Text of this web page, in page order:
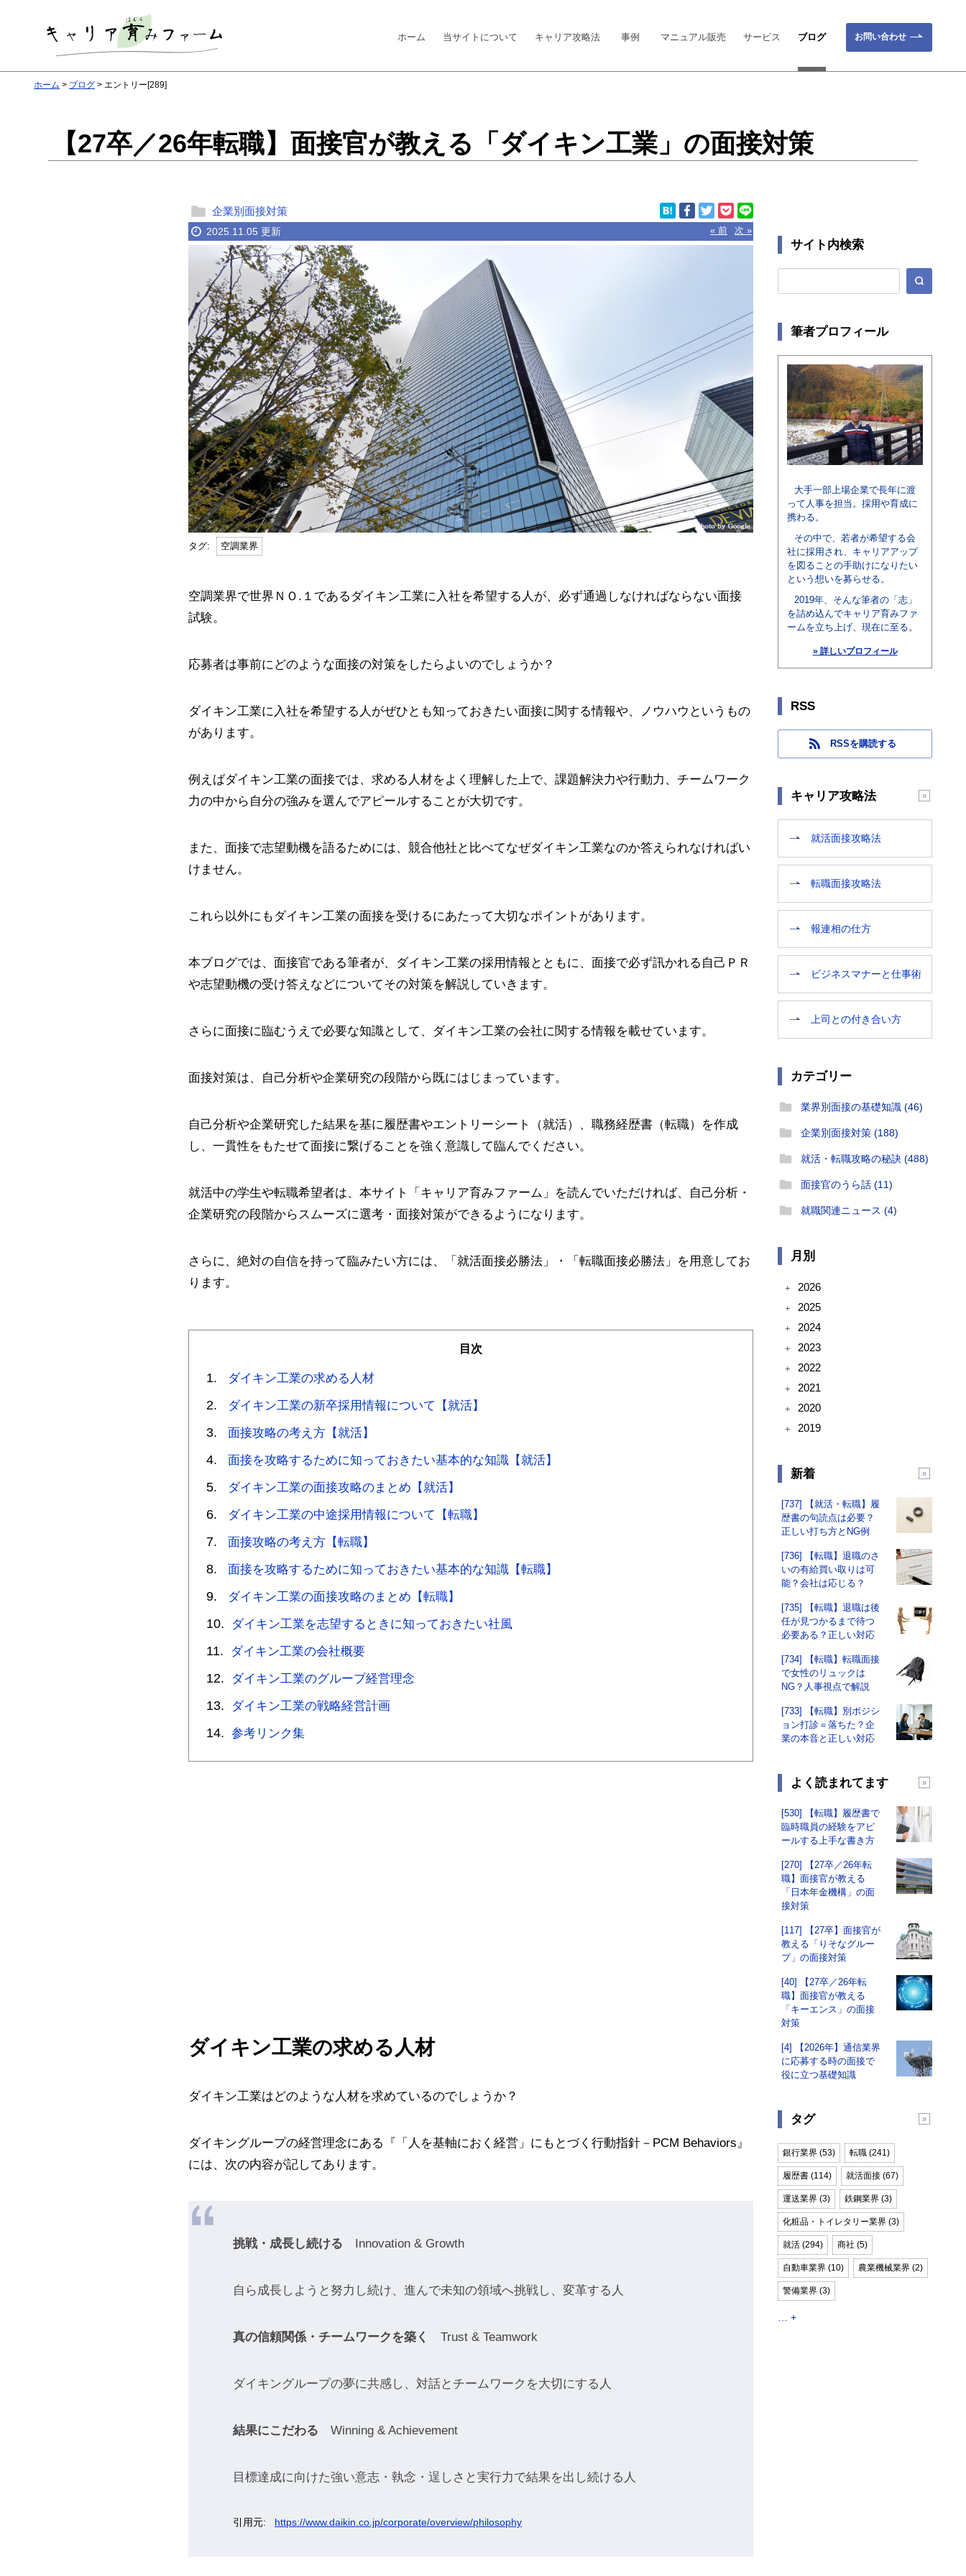
お問い合わせ
ホーム 当サイトについて キャリア攻略法 事例 マニュアル販売 サービス ブログ
ホーム ブログ エントリー[289]
【27卒／26年転職】面接官が教える「ダイキン工業」の面接対策
企業別面接対策
2025.11.05 更新 次 »
« 前
空調業界
空調業界で世界ＮＯ.１であるダイキン工業に入社を希望する人が、必ず通過しなければならない面接
試験。
応募者は事前にどのような面接の対策をしたらよいのでしょうか？
ダイキン工業に入社を希望する人がぜひとも知っておきたい面接に関する情報や、ノウハウというもの
があります。
例えばダイキン工業の面接では、求める人材をよく理解した上で、課題解決力や行動力、チームワーク
力の中から自分の強みを選んでアピールすることが大切です。
また、面接で志望動機を語るためには、競合他社と比べてなぜダイキン工業なのか答えられなければい
けません。
これら以外にもダイキン工業の面接を受けるにあたって大切なポイントがあります。
本ブログでは、面接官である筆者が、ダイキン工業の採用情報とともに、面接で必ず訊かれる自己ＰＲ
や志望動機の受け答えなどについてその対策を解説していきます。
さらに面接に臨むうえで必要な知識として、ダイキン工業の会社に関する情報を載せています。
面接対策は、自己分析や企業研究の段階から既にはじまっています。
自己分析や企業研究した結果を基に履歴書やエントリーシート（就活）、職務経歴書（転職）を作成
し、一貫性をもたせて面接に繋げることを強く意識して臨んでください。
就活中の学生や転職希望者は、本サイト「キャリア育みファーム」を読んでいただければ、自己分析・
企業研究の段階からスムーズに選考・面接対策ができるようになります。
さらに、絶対の自信を持って臨みたい方には、「就活面接必勝法」・「転職面接必勝法」を用意してお
ります。
目次
ダイキン工業の求める人材
ダイキン工業の新卒採用情報について【就活】
面接攻略の考え方【就活】
面接を攻略するために知っておきたい基本的な知識【就活】
ダイキン工業の面接攻略のまとめ【就活】
ダイキン工業の中途採用情報について【転職】
面接攻略の考え方【転職】
面接を攻略するために知っておきたい基本的な知識【転職】
ダイキン工業の面接攻略のまとめ【転職】
ダイキン工業を志望するときに知っておきたい社風
ダイキン工業の会社概要
ダイキン工業のグループ経営理念
ダイキン工業の戦略経営計画
参考リンク集
ダイキン工業の求める人材
ダイキン工業はどのような人材を求めているのでしょうか？
ダイキングループの経営理念にある『「人を基軸におく経営」にもとづく行動指針－PCM Behaviors』
には、次の内容が記してあります。
挑戦・成長し続ける Innovation & Growth
自ら成長しようと努力し続け、進んで未知の領域へ挑戦し、変革する人
真の信頼関係・チームワークを築く Trust & Teamwork
ダイキングループの夢に共感し、対話とチームワークを大切にする人
結果にこだわる Winning & Achievement
目標達成に向けた強い意志・執念・逞しさと実行力で結果を出し続ける人
https://www.daikin.co.jp/corporate/overview/philosophy
サイト内検索
筆者プロフィール
大手一部上場企業で長年に渡
って人事を担当。採用や育成に
携わる。
その中で、若者が希望する会
社に採用され、キャリアアップ
を図ることの手助けになりたい
という想いを募らせる。
2019年、そんな筆者の「志」
を詰め込んでキャリア育みファ
ームを立ち上げ、現在に至る。
» 詳しいプロフィール
RSS
RSSを購読する
キャリア攻略法
就活面接攻略法
転職面接攻略法
報連相の仕方
ビジネスマナーと仕事術
上司との付き合い方
カテゴリー
業界別面接の基礎知識 (46)
企業別面接対策 (188)
就活・転職攻略の秘訣 (488)
面接官のうら話 (11)
就職関連ニュース (4)
月別
+ 2026
+ 2025
+ 2024
+ 2023
+ 2022
+ 2021
+ 2020
+ 2019
新着
[737] 【就活・転職】履
歴書の句読点は必要？
正しい打ち方とNG例
[736] 【転職】退職のさ
いの有給買い取りは可
能？会社は応じる？
[735] 【転職】退職は後
任が見つかるまで待つ
必要ある？正しい対応
[734] 【転職】転職面接
で女性のリュックは
NG？人事視点で解説
[733] 【転職】別ポジシ
ョン打診＝落ちた？企
業の本音と正しい対応
よく読まれてます
[530] 【転職】履歴書で
臨時職員の経験をアピ
ールする上手な書き方
[270] 【27卒／26年転
職】面接官が教える
「日本年金機構」の面
接対策
[117] 【27卒】面接官が
教える「りそなグルー
プ」の面接対策
[40] 【27卒／26年転
職】面接官が教える
「キーエンス」の面接
対策
[4] 【2026年】通信業界
に応募する時の面接で
役に立つ基礎知識
タグ
銀行業界 (53) 転職 (241)
履歴書 (114) 就活面接 (67)
運送業界 (3) 鉄鋼業界 (3)
化粧品・トイレタリー業界 (3)
就活 (294) 商社 (5)
自動車業界 (10) 農業機械業界 (2)
警備業界 (3)
… +